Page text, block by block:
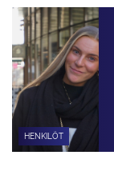
HENKILÖT